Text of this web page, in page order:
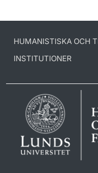
HUMANISTISKA OCH
INSTITUTIONER